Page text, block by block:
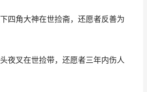
四角大神在世捡斋，还愿者反善为
夜叉在世捡带，还愿者三年内伤人